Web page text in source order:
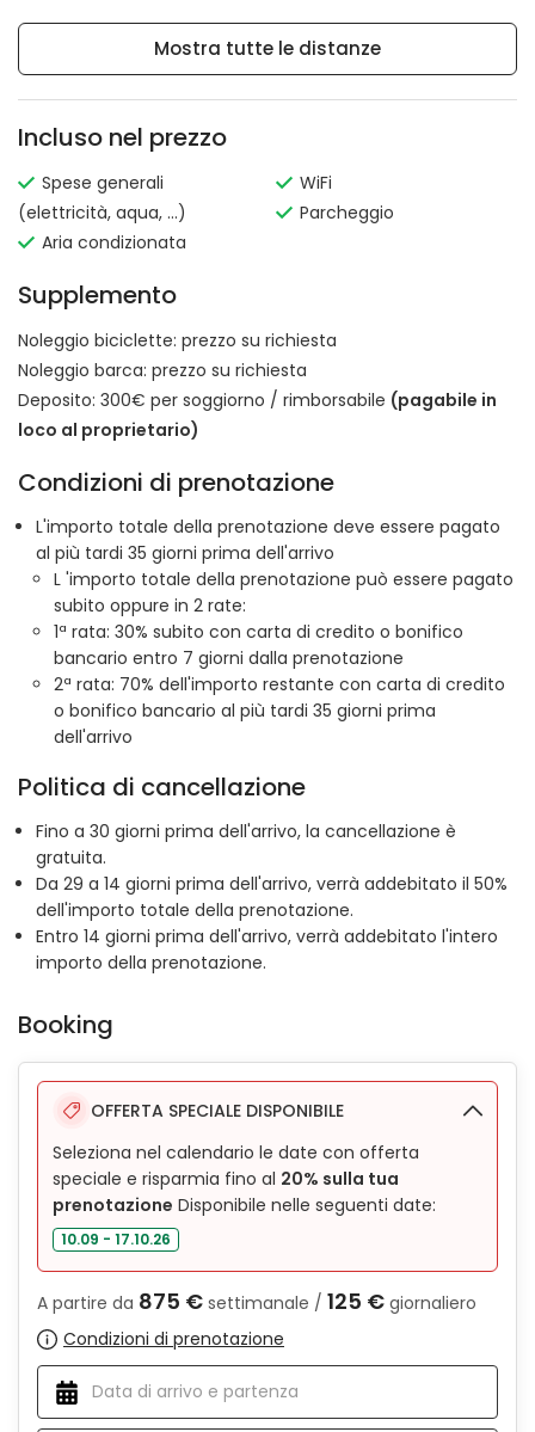
Mostra tutte le distanze
Incluso nel prezzo
Spese generali
(elettricità, aqua, ...)
Aria condizionata
WiFi
Parcheggio
Supplemento
Noleggio biciclette: prezzo su richiesta
Noleggio barca: prezzo su richiesta
Deposito: 300€ per soggiorno / rimborsabile (pagabile in
loco al proprietario)
Condizioni di prenotazione
L'importo totale della prenotazione deve essere pagato
al più tardi 35 giorni prima dell'arrivo
L 'importo totale della prenotazione può essere pagato
subito oppure in 2 rate:
1ª rata: 30% subito con carta di credito o bonifico
bancario entro 7 giorni dalla prenotazione
2ª rata: 70% dell'importo restante con carta di credito
o bonifico bancario al più tardi 35 giorni prima
dell'arrivo
Politica di cancellazione
Fino a 30 giorni prima dell'arrivo, la cancellazione è
gratuita.
Da 29 a 14 giorni prima dell'arrivo, verrà addebitato il 50%
dell'importo totale della prenotazione.
Entro 14 giorni prima dell'arrivo, verrà addebitato l'intero
importo della prenotazione.
Booking
OFFERTA SPECIALE DISPONIBILE
Seleziona nel calendario le date con offerta
speciale e risparmia fino al 20% sulla tua
prenotazione Disponibile nelle seguenti date:
10.09 - 17.10.26
A partire da 875 € settimanale / 125 € giornaliero
Condizioni di prenotazione